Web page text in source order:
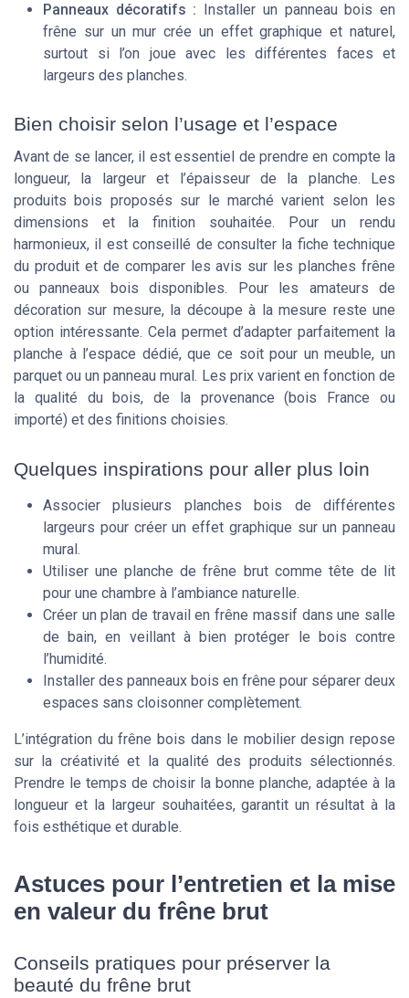
Panneaux décoratifs : Installer un panneau bois en
frêne sur un mur crée un effet graphique et naturel,
surtout si l’on joue avec les différentes faces et
largeurs des planches.
Bien choisir selon l’usage et l’espace
Avant de se lancer, il est essentiel de prendre en compte la
longueur, la largeur et l’épaisseur de la planche. Les
produits bois proposés sur le marché varient selon les
dimensions et la finition souhaitée. Pour un rendu
harmonieux, il est conseillé de consulter la fiche technique
du produit et de comparer les avis sur les planches frêne
ou panneaux bois disponibles. Pour les amateurs de
décoration sur mesure, la découpe à la mesure reste une
option intéressante. Cela permet d’adapter parfaitement la
planche à l’espace dédié, que ce soit pour un meuble, un
parquet ou un panneau mural. Les prix varient en fonction de
la qualité du bois, de la provenance (bois France ou
importé) et des finitions choisies.
Quelques inspirations pour aller plus loin
Associer plusieurs planches bois de différentes
largeurs pour créer un effet graphique sur un panneau
mural.
Utiliser une planche de frêne brut comme tête de lit
pour une chambre à l’ambiance naturelle.
Créer un plan de travail en frêne massif dans une salle
de bain, en veillant à bien protéger le bois contre
l’humidité.
Installer des panneaux bois en frêne pour séparer deux
espaces sans cloisonner complètement.
L’intégration du frêne bois dans le mobilier design repose
sur la créativité et la qualité des produits sélectionnés.
Prendre le temps de choisir la bonne planche, adaptée à la
longueur et la largeur souhaitées, garantit un résultat à la
fois esthétique et durable.
Astuces pour l’entretien et la mise
en valeur du frêne brut
Conseils pratiques pour préserver la
beauté du frêne brut